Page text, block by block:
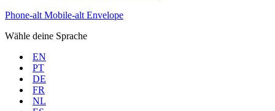
Phone-alt Mobile-alt Envelope
Wähle deine Sprache
EN
PT
DE
FR
NL